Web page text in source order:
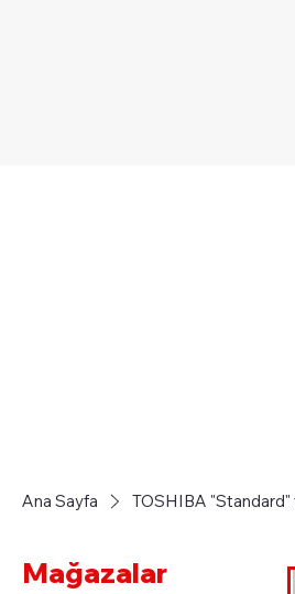
Ana Sayfa TOSHIBA
Mağazalar